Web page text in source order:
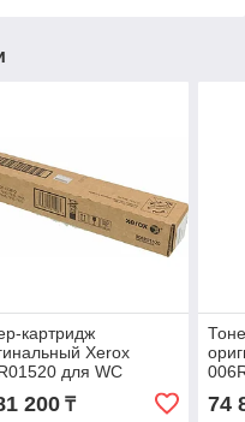
картридж
Xerox
для WC
7830/7835/7845/7855/
200₸ 74